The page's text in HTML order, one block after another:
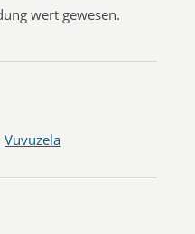
wert gewesen.
Vuvuzela